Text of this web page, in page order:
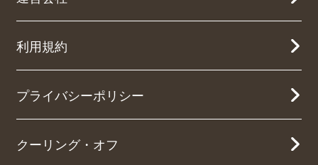
利用規約
プライバシーポリシー
クーリング・オフ